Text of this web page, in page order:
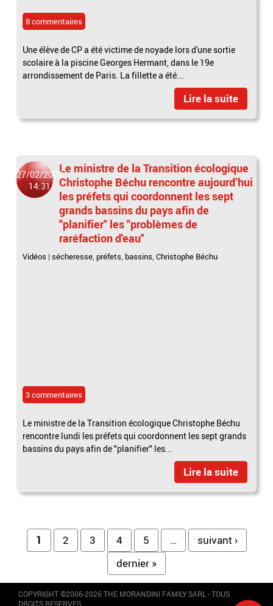
8 commentaires
Une élève de CP a été victime de noyade lors d'une sortie
scolaire à la piscine Georges Hermant, dans le 19e
arrondissement de Paris. La fillette a été...
Lire la suite
27/02/2023
14:31
Le ministre de la Transition écologique
Christophe Béchu rencontre aujourd’hui
les préfets qui coordonnent les sept
grands bassins du pays afin de
"planifier" les "problèmes de
raréfaction d'eau"
Vidéos |sécheresse, préfets, bassins,Christophe Béchu
3 commentaires
Le ministre de la Transition écologique Christophe Béchu
rencontre lundi les préfets qui coordonnent les sept grands
bassins du pays afin de "planifier" les...
Lire la suite
Pages
1 2 3 4 5 …
suivant ›
dernier »
COPYRIGHT ©2006-2026 THE MORANDINI FAMILY SARL - TOUS
DROITS RESERVES